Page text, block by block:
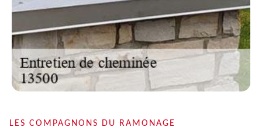
LES COMPAGNONS DU RAMONAGE